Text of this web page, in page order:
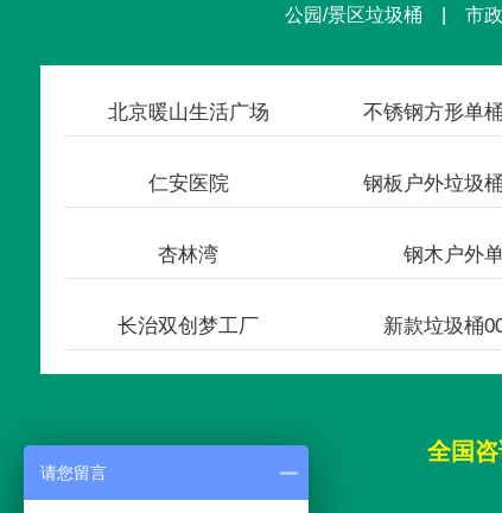
公园/景区垃圾桶 | 市
北京暖山生活广场
仁安医院
杏林湾 钢木
长治双创梦工厂 新款垃
全国咨
请您留言